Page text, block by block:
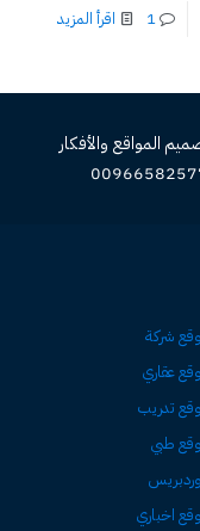
1 اقرأ المزيد
المواقع والأفكار
شركة
عقاري
تدريب
طبي
اخباري